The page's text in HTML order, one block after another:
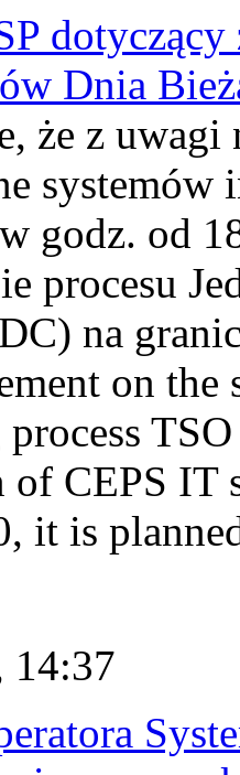
dotyczący
Dnia
że z uwagi
godz. od
procesu
na
on
of CEPS IT
it is
14:37